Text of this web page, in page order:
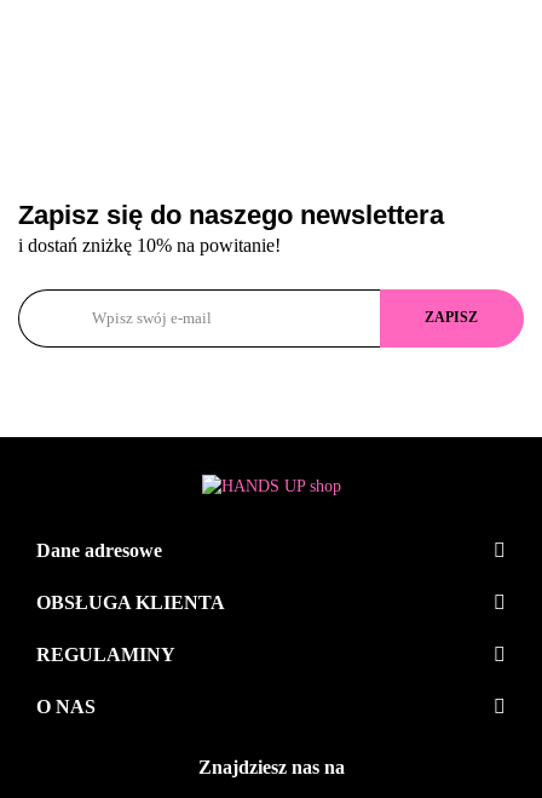
Zapisz się do naszego newslettera
i dostań zniżkę 10% na powitanie!
Dane adresowe
OBSŁUGA KLIENTA
REGULAMINY
O NAS
Znajdziesz nas na